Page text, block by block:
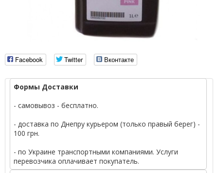
Facebook Twitter Вконтакте
Формы Доставки
- самовывоз - бесплатно.
- доставка по Днепру курьером (только правый берег) -
100 грн.
- по Украине транспортными компаниями. Услуги
перевозчика оплачивает покупатель.